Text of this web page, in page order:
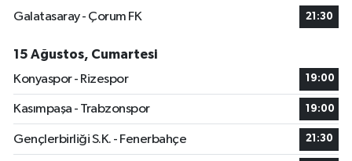
Galatasaray - Çorum FK
21:30
15 Ağustos, Cumartesi
Konyaspor - Rizespor
19:00
Kasımpaşa - Trabzonspor 19:00
Gençlerbirliği S.K. - Fenerbahçe 21:30